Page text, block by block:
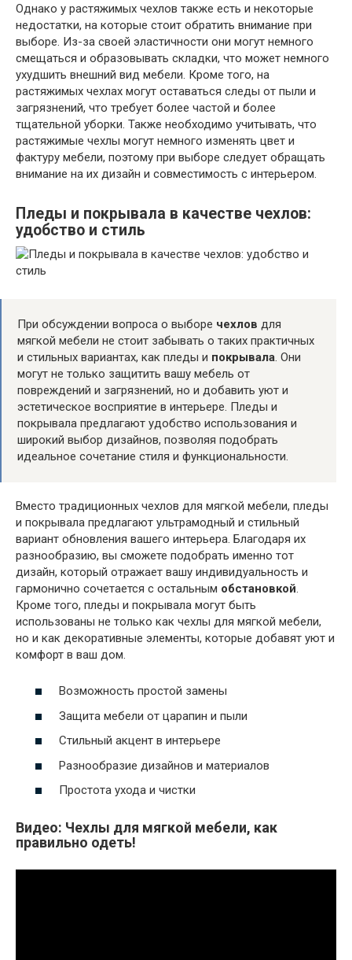
Однако у растяжимых чехлов также есть и некоторые
недостатки, на которые стоит обратить внимание при
выборе. Из-за своей эластичности они могут немного
смещаться и образовывать складки, что может немного
ухудшить внешний вид мебели. Кроме того, на
растяжимых чехлах могут оставаться следы от пыли и
загрязнений, что требует более частой и более
тщательной уборки. Также необходимо учитывать, что
растяжимые чехлы могут немного изменять цвет и
фактуру мебели, поэтому при выборе следует обращать
внимание на их дизайн и совместимость с интерьером.
Пледы и покрывала в качестве чехлов:
удобство и стиль
При обсуждении вопроса о выборе чехлов для
мягкой мебели не стоит забывать о таких практичных
и стильных вариантах, как пледы и покрывала . Они
могут не только защитить вашу мебель от
повреждений и загрязнений, но и добавить уют и
эстетическое восприятие в интерьере. Пледы и
покрывала предлагают удобство использования и
широкий выбор дизайнов, позволяя подобрать
идеальное сочетание стиля и функциональности.
Вместо традиционных чехлов для мягкой мебели, пледы
и покрывала предлагают ультрамодный и стильный
вариант обновления вашего интерьера. Благодаря их
разнообразию, вы сможете подобрать именно тот
дизайн, который отражает вашу индивидуальность и
гармонично сочетается с остальным обстановкой
Кроме того, пледы и покрывала могут быть
использованы не только как чехлы для мягкой мебели,
но и как декоративные элементы, которые добавят уют и
комфорт в ваш дом.
Возможность простой замены
Защита мебели от царапин и пыли
Стильный акцент в интерьере
Разнообразие дизайнов и материалов
Простота ухода и чистки
Видео: Чехлы для мягкой мебели, как
правильно одеть!